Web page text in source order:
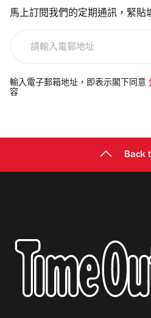
馬上訂閱我們的定期通訊，緊貼
電
郵
輸入電子郵箱地址，即表示閣下同意
容
Back